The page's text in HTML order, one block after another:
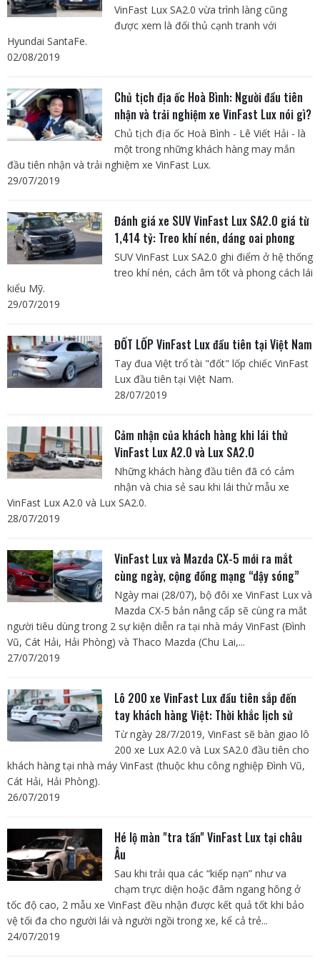
VinFast Lux SA2.0 vừa trình làng cũng
được xem là đối thủ cạnh tranh với
Hyundai SantaFe.
02/08/2019
Chủ tịch địa ốc Hoà Bình: Người đầu tiên
nhận và trải nghiệm xe VinFast Lux nói gì?
Chủ tịch địa ốc Hoà Bình - Lê Viết Hải - là
một trong những khách hàng may mắn
đầu tiên nhận và trải nghiệm xe VinFast Lux.
29/07/2019
Đánh giá xe SUV VinFast Lux SA2.0 giá từ
1,414 tỷ: Treo khí nén, dáng oai phong
SUV VinFast Lux SA2.0 ghi điểm ở hệ thống
treo khí nén, cách âm tốt và phong cách lái
kiểu Mỹ.
29/07/2019
ĐỐT LỐP VinFast Lux đầu tiên tại Việt Nam
Tay đua Việt trổ tài "đốt" lốp chiếc VinFast
Lux đầu tiên tại Việt Nam.
28/07/2019
Cảm nhận của khách hàng khi lái thử
VinFast Lux A2.0 và Lux SA2.0
Những khách hàng đầu tiên đã có cảm
nhận và chia sẻ sau khi lái thử mẫu xe
VinFast Lux A2.0 và Lux SA2.0.
28/07/2019
VinFast Lux và Mazda CX-5 mới ra mắt
cùng ngày, cộng đồng mạng “dậy sóng”
Ngày mai (28/07), bộ đôi xe VinFast Lux và
Mazda CX-5 bản nâng cấp sẽ cùng ra mắt
người tiêu dùng trong 2 sự kiện diễn ra tại nhà máy VinFast (Đình
Vũ, Cát Hải, Hải Phòng) và Thaco Mazda (Chu Lai,...
27/07/2019
Lô 200 xe VinFast Lux đầu tiên sắp đến
tay khách hàng Việt: Thời khắc lịch sử
Từ ngày 28/7/2019, VinFast sẽ bàn giao lô
200 xe Lux A2.0 và Lux SA2.0 đầu tiên cho
khách hàng tại nhà máy VinFast (thuộc khu công nghiệp Đình Vũ,
Cát Hải, Hải Phòng).
26/07/2019
Hé lộ màn "tra tấn" VinFast Lux tại châu
Âu
Sau khi trải qua các “kiếp nạn” như va
chạm trực diện hoặc đâm ngang hông ở
tốc độ cao, 2 mẫu xe VinFast đều nhận được kết quả tốt khi bảo
vệ tối đa cho người lái và người ngồi trong xe, kể cả trẻ...
24/07/2019